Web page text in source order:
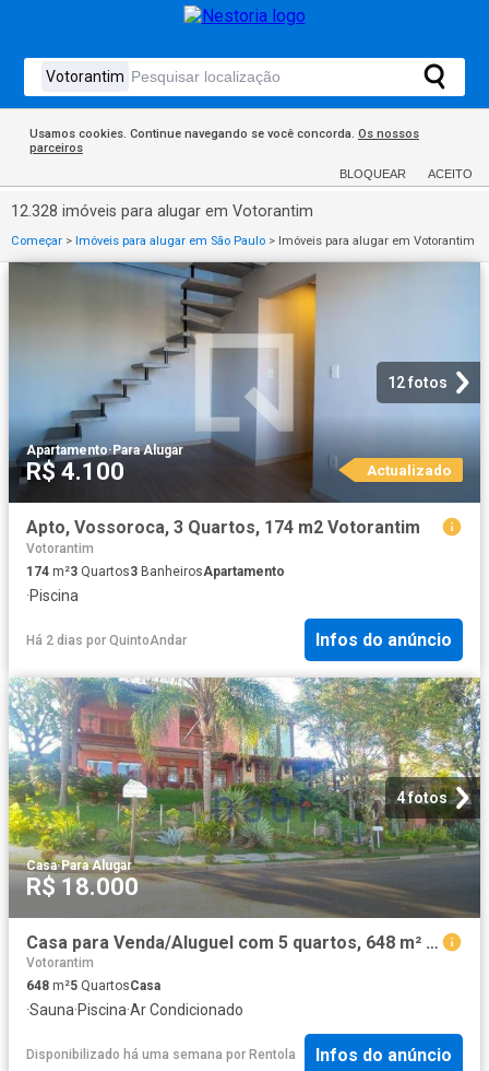
Usamos cookies. Continue navegando se você concorda. Os nossos
parceiros
BLOQUEAR ACEITO
12.328 imóveis para alugar em Votorantim
Começar > Imóveis para alugar em São Paulo > Imóveis para alugar em Votorantim
12 fotos
Apartamento·Para Alugar
R$ 4.100 Actualizado
Apto, Vossoroca, 3 Quartos, 174 m2 Votorantim
Votorantim
174 m²3 Quartos3 BanheirosApartamento
·Piscina
Há 2 dias por QuintoAndar Infos do anúncio
4 fotos
Casa·Para Alugar
R$ 18.000
Casa para Venda/Aluguel com 5 quartos, 648 m² por R$ 7.000.000
Votorantim
648 m²5 QuartosCasa
·Sauna·Piscina·Ar Condicionado
Disponibilizado há uma semana por Rentola Infos do anúncio